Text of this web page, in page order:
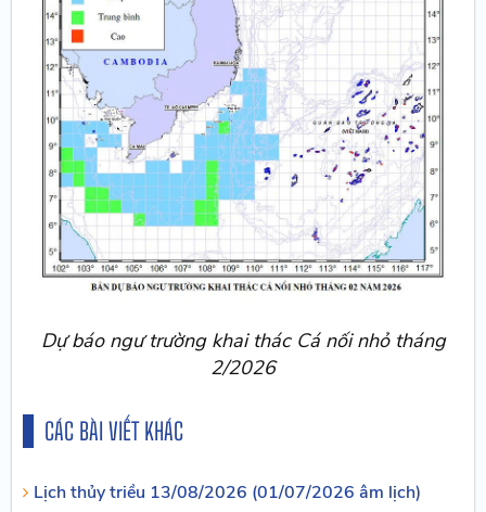
Dự báo ngư trường khai thác Cá nối nhỏ tháng
2/2026
CÁC BÀI VIẾT KHÁC
Lịch thủy triều 13/08/2026 (01/07/2026 âm lịch)